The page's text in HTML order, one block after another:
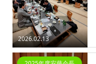
2026.02.13